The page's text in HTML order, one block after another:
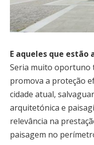
E aqueles que
Seria muito oportuno
promova a proteção
cidade atual,
arquitetónica e
relevância na
paisagem no